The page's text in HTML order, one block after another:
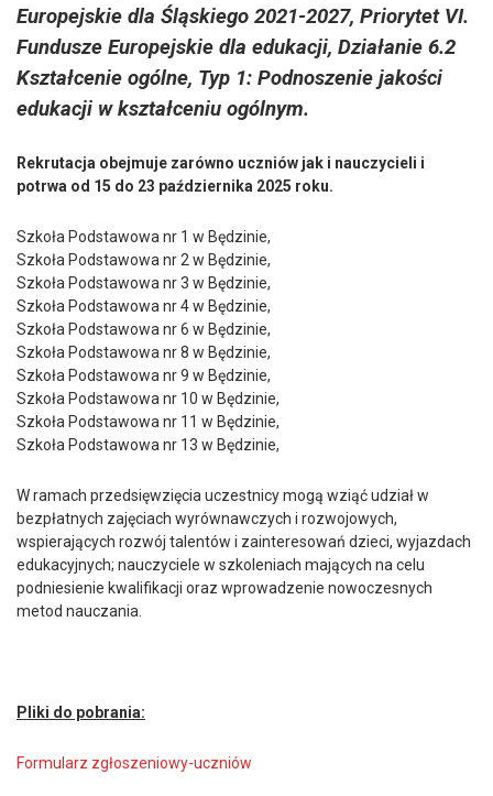
Europejskie dla Śląskiego 2021-2027, Priorytet VI.
Fundusze Europejskie dla edukacji, Działanie 6.2
Kształcenie ogólne, Typ 1: Podnoszenie jakości
edukacji w kształceniu ogólnym.
Rekrutacja obejmuje zarówno uczniów jak i nauczycieli i
potrwa od 15 do 23 października 2025 roku.
Szkoła Podstawowa nr 1 w Będzinie,
Szkoła Podstawowa nr 2 w Będzinie,
Szkoła Podstawowa nr 3 w Będzinie,
Szkoła Podstawowa nr 4 w Będzinie,
Szkoła Podstawowa nr 6 w Będzinie,
Szkoła Podstawowa nr 8 w Będzinie,
Szkoła Podstawowa nr 9 w Będzinie,
Szkoła Podstawowa nr 10 w Będzinie,
Szkoła Podstawowa nr 11 w Będzinie,
Szkoła Podstawowa nr 13 w Będzinie,
W ramach przedsięwzięcia uczestnicy mogą wziąć udział w
bezpłatnych zajęciach wyrównawczych i rozwojowych,
wspierających rozwój talentów i zainteresowań dzieci, wyjazdach
edukacyjnych; nauczyciele w szkoleniach mających na celu
podniesienie kwalifikacji oraz wprowadzenie nowoczesnych
metod nauczania.
Pliki do pobrania:
Formularz zgłoszeniowy-uczniów